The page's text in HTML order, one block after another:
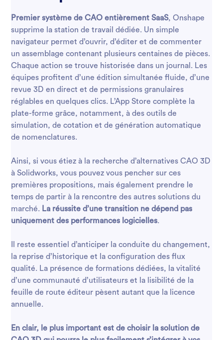
Premier système de CAO entièrement SaaS, Onshape
supprime la station de travail dédiée. Un simple
navigateur permet d’ouvrir, d’éditer et de commenter
un assemblage contenant plusieurs centaines de pièces.
Chaque action se trouve historisée dans un journal. Les
équipes profitent d’une édition simultanée fluide, d’une
revue 3D en direct et de permissions granulaires
réglables en quelques clics. L’App Store complète la
plate-forme grâce, notamment, à des outils de
simulation, de cotation et de génération automatique
de nomenclatures.
Ainsi, si vous étiez à la recherche d’alternatives CAO 3D
à Solidworks, vous pouvez vous pencher sur ces
premières propositions, mais également prendre le
temps de partir à la rencontre des autres solutions du
marché. La réussite d’une transition ne dépend pas
uniquement des performances logicielles.
Il reste essentiel d’anticiper la conduite du changement,
la reprise d’historique et la configuration des flux
qualité. La présence de formations dédiées, la vitalité
d’une communauté d’utilisateurs et la lisibilité de la
feuille de route éditeur pèsent autant que la licence
annuelle.
En clair, le plus important est de choisir la solution de